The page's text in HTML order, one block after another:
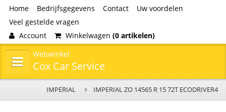
Home Bedrijfsgegevens Contact
Uw voordelen
Veel gestelde vragen
Account
Winkelwagen (0 artikelen)
Webwinkel
Cox Car Service
IMPERIAL IMPERIAL ZO 14565 R 15 72T ECODRIVER4